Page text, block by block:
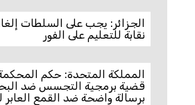
الجزائر: يجب على السلطات
نقابة للتعليم على الفور
المملكة المتحدة: حكم
قضية برمجية التجسس ضد
برسالة واضحة ضد القمع العابر